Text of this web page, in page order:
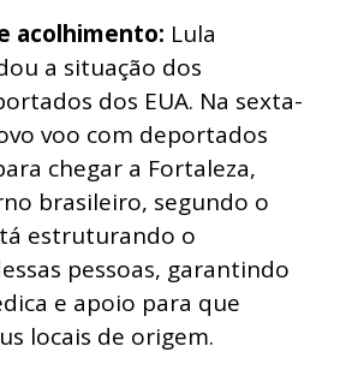
acolhimento: Lula
a situação dos
dos EUA. Na sexta-
voo com deportados
chegar a Fortaleza,
brasileiro, segundo o
estruturando o
pessoas, garantindo
e apoio para que
locais de origem.